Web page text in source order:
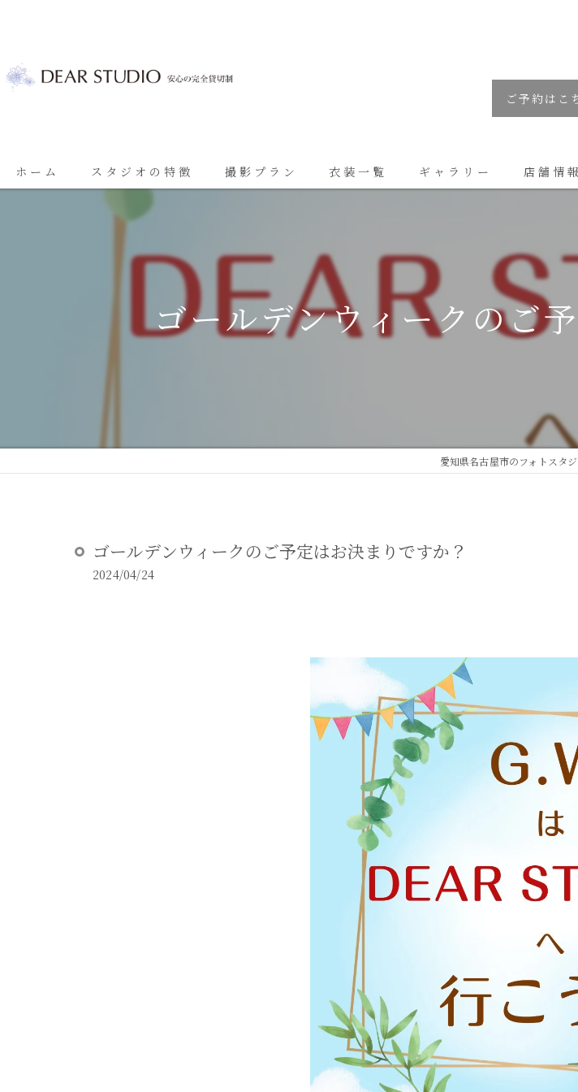
ご予約はこ
ホーム スタジオの特徴
ベビーフォト
ブライダル
撮影プラン
七五三プラン
ブライダルプラン
思い出に残る成人振袖撮影
衣装一覧 ギャラリー 店舗情
ゴールデンウィークのご
愛知県名古屋市のフォトスタ
ゴールデンウィークのご予定はお決まりですか？
2024/04/24